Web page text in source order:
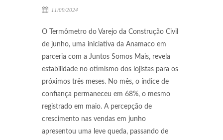
11/09/2024
O Termômetro do Varejo da Construção Civil
de junho, uma iniciativa da Anamaco em
parceria com a Juntos Somos Mais, revela
estabilidade no otimismo dos lojistas para os
próximos três meses. No mês, o índice de
confiança permaneceu em 68%, o mesmo
registrado em maio. A percepção de
crescimento nas vendas em junho
apresentou uma leve queda, passando de